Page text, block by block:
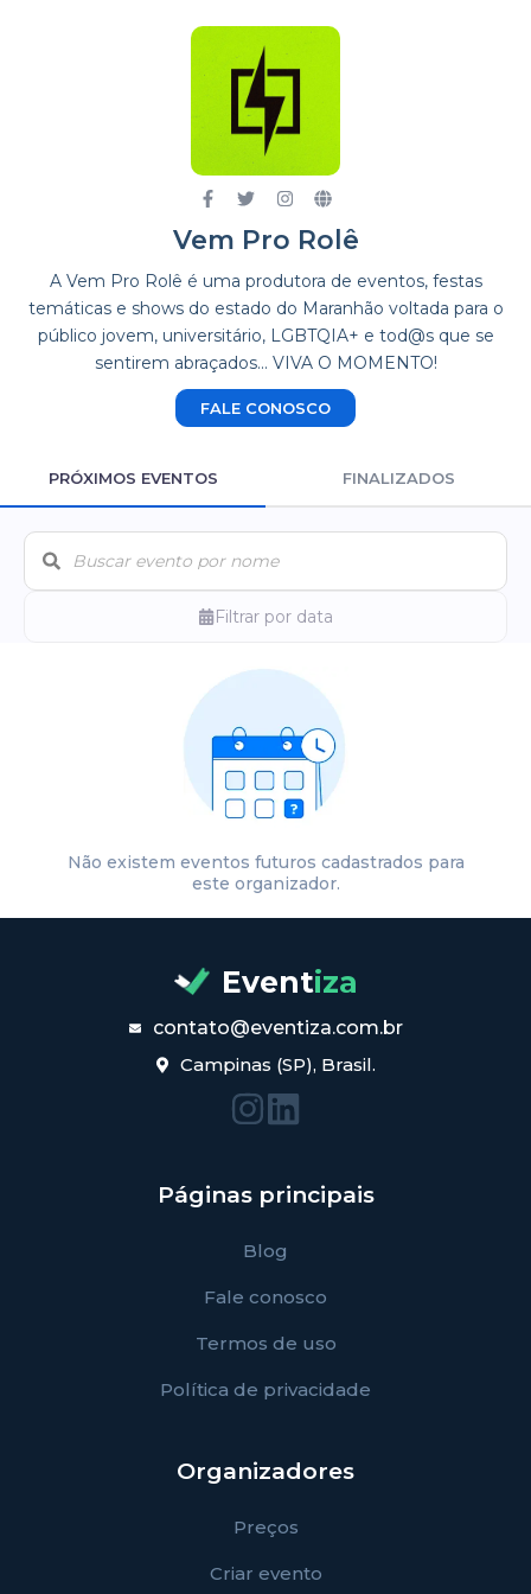
Vem Pro Rolê
A Vem Pro Rolê é uma produtora de eventos, festas
temáticas e shows do estado do Maranhão voltada para o
público jovem, universitário, LGBTQIA+ e tod@s que se
sentirem abraçados... VIVA O MOMENTO!
FALE CONOSCO
PRÓXIMOS EVENTOS FINALIZADOS
Filtrar por data
Não existem eventos futuros cadastrados para
este organizador.
Eventiza
contato@eventiza.com.br
Campinas (SP), Brasil.
Páginas principais
Blog
Fale conosco
Termos de uso
Política de privacidade
Organizadores
Preços
Criar evento